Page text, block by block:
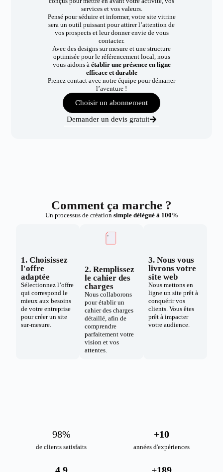
services et vos valeurs.
Pensé pour séduire et informer, votre site vitrine
sera un outil puissant pour attirer l’attention de
vos prospects et leur donner envie de vous
contacter.
Avec des designs sur mesure et une structure
optimisée pour le référencement local, nous
vous aidons à établir une présence en ligne
efficace et durable
Prenez contact avec notre équipe pour démarrer
l’aventure !
Choisir un abonnement
Demander un devis gratuit
Comment ça marche ?
Un processus de création simple délégué à 100%
1. Choisissez
l'offre
adaptée
Sélectionnez l’offre
qui correspond le
mieux aux besoins
de votre entreprise
pour créer un site
sur-mesure.
2. Remplissez
le cahier des
charges
Nous collaborons
pour établir un
cahier des charges
détaillé, afin de
comprendre
parfaitement votre
vision et vos
attentes.
3. Nous vous
livrons votre
site web
Nous mettons en
ligne un site prêt à
conquérir vos
clients. Vous êtes
prêt à impacter
votre audience.
de clients satisfaits
98%
années d'expériences
+10